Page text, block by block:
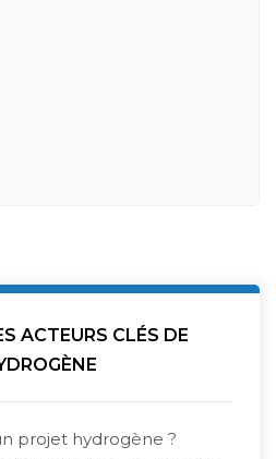
ACTEURS CLÉS DE
projet hydrogène ?